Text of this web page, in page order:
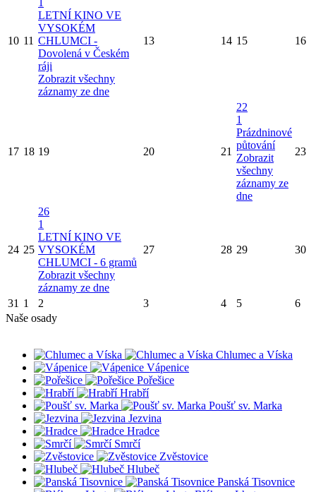
10 11
LETNÍ KINO VE
VYSOKÉM
CHLUMCI -
Dovolená v Českém
ráji
Zobrazit všechny
záznamy ze dne
13 14 15 16
17 18 19 20 21
22
1
Prázdninové
půtování
Zobrazit
všechny
záznamy ze
dne
23
24 25
26
1
LETNÍ KINO VE
VYSOKÉM
CHLUMCI - 6 gramů
Zobrazit všechny
záznamy ze dne
27 28 29 30
31 1 2 3 4 5
6
Naše osady
Chlumec a Víska
Vápenice
Pořešice
Hrabří
Poušť sv. Marka
Jezvina
Hradce
Smrčí
Zvěstovice
Hlubeč
Panská Tisovnice